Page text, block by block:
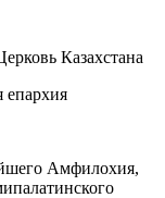
Казахстана
Амфилохия,